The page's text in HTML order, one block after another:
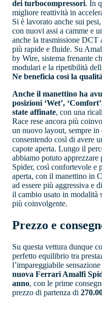
dei turbocompressori. In
migliore reattività in
Si è lavorato anche sui
con nuovi assi a camme e
anche la trasmissione DCT
più rapide e fluide. Su
by Wire, sistema frenante
modulari e la ripetibilità
Ne beneficia così la
Anche il manettino ha
posizioni ‘Wet’,
state affinate, con una
Race rese ancora più
un nuovo layout, sempre
consentendo così di avere
capote aperta. Lungo il
abbiamo potuto
Spider, così confortevole e
aperta, con il manettino in
ad essere più aggressiva e
il cambio usato in modalità
più coinvolgente.
Prezzo e
Su questa vettura dunque
perfetto equilibrio tra
l’impareggiabile
nuova Ferrari Amalfi
anno, con le prime
prezzo di partenza di